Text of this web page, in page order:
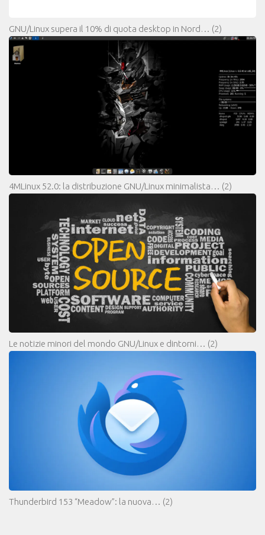
GNU/Linux supera il 10% di quota desktop in Nord… (2)
4MLinux 52.0: la distribuzione GNU/Linux minimalista… (2)
Le notizie minori del mondo GNU/Linux e dintorni… (2)
Thunderbird 153 “Meadow”: la nuova… (2)